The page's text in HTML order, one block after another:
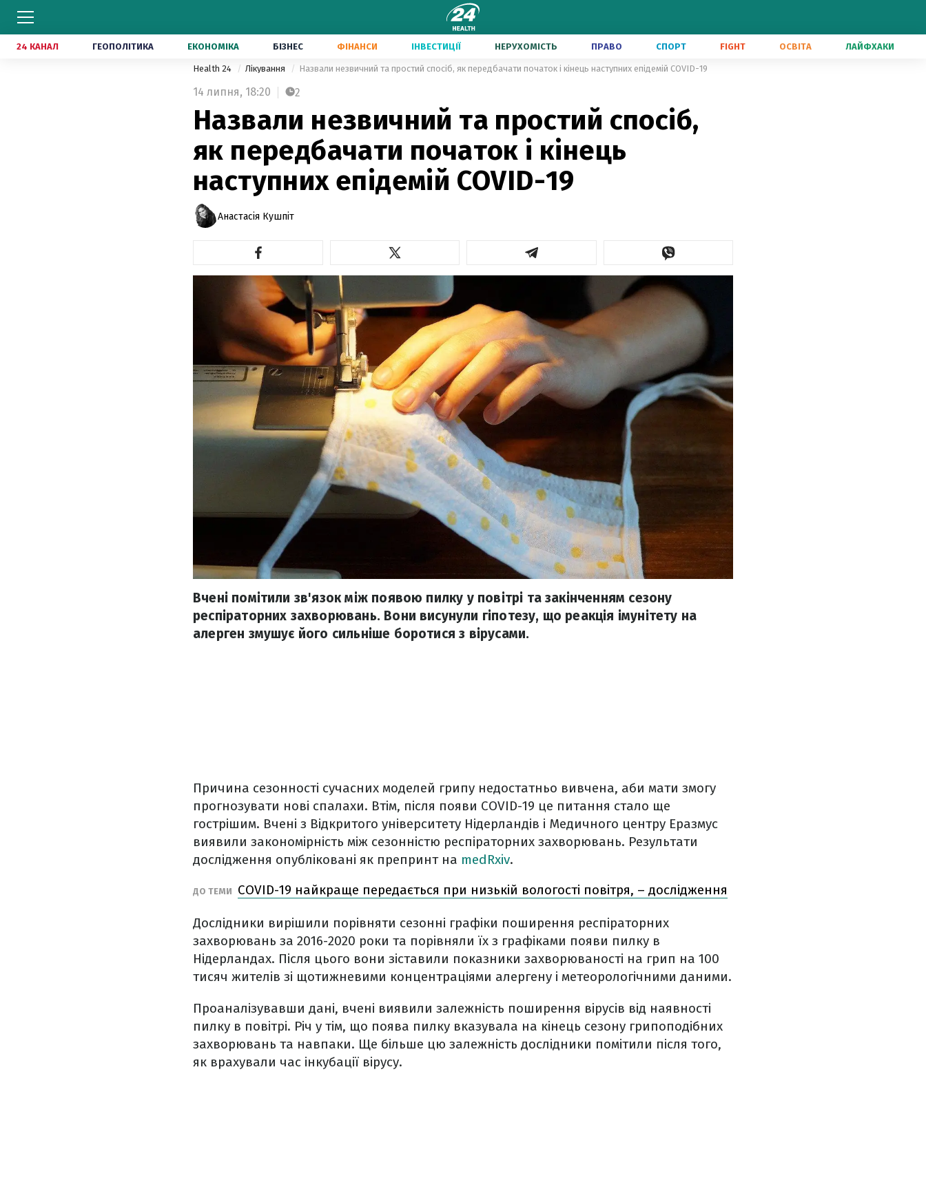
24 КАНАЛ ГЕОПОЛІТИКА ЕКОНОМІКА БІЗНЕС ФІНАНСИ ІНВЕСТИЦІЇ НЕРУХОМІСТЬ ПРАВО СПОРТ FIGHT ОСВІТА ЛАЙФХАКИ
Health 24 Лікування Назвали незвичний та простий спосіб, як передбачати початок і кінець наступних епідемій COVID-19
14 липня, 18:20 2
Назвали незвичний та простий спосіб,
як передбачати початок і кінець
наступних епідемій COVID-19
Анастасія Кушпіт
Вчені помітили зв'язок між появою пилку у повітрі та закінченням сезону
респіраторних захворювань. Вони висунули гіпотезу, що реакція імунітету на
алерген змушує його сильніше боротися з вірусами.
Причина сезонності сучасних моделей грипу недостатньо вивчена, аби мати змогу
прогнозувати нові спалахи. Втім, після появи COVID-19 це питання стало ще
гострішим. Вчені з Відкритого університету Нідерландів і Медичного центру Еразмус
виявили закономірність між сезонністю респіраторних захворювань. Результати
дослідження опубліковані як препринт на medRxiv.
ДО ТЕМИ COVID-19 найкраще передається при низькій вологості повітря, – дослідження
Дослідники вирішили порівняти сезонні графіки поширення респіраторних
захворювань за 2016-2020 роки та порівняли їх з графіками появи пилку в
Нідерландах. Після цього вони зіставили показники захворюваності на грип на 100
тисяч жителів зі щотижневими концентраціями алергену і метеорологічними даними.
Проаналізувавши дані, вчені виявили залежність поширення вірусів від наявності
пилку в повітрі. Річ у тім, що поява пилку вказувала на кінець сезону грипоподібних
захворювань та навпаки. Ще більше цю залежність дослідники помітили після того,
як врахували час інкубації вірусу.